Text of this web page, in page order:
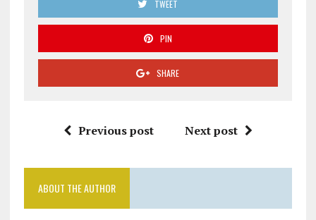
TWEET
PIN
SHARE
Previous post Next post
ABOUT THE AUTHOR